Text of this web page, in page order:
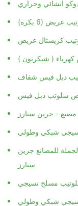
(6 بكره)
دبل فيس شفاف
شبكي وطولي
للمصانع جرين
ستارز
مسلح نسيجي
شبكي وطولي